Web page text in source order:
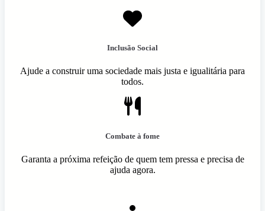
Inclusão Social
Ajude a construir uma sociedade mais justa e igualitária para
todos.
Combate à fome
Garanta a próxima refeição de quem tem pressa e precisa de
ajuda agora.